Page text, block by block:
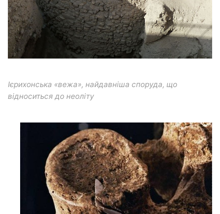
Ієрихонська «вежа», найдавніша споруда, що
відноситься до неоліту